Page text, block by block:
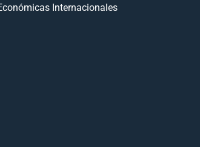
Internacionales